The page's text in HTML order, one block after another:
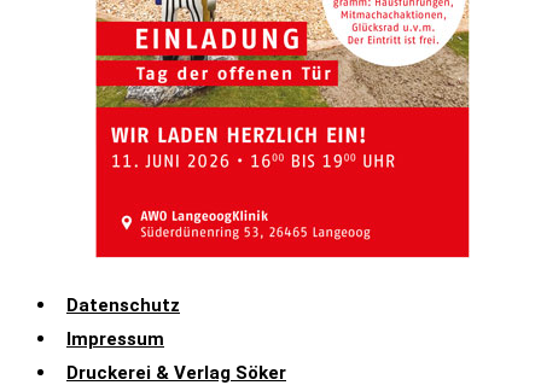
Datenschutz
Impressum
Druckerei & Verlag Söker